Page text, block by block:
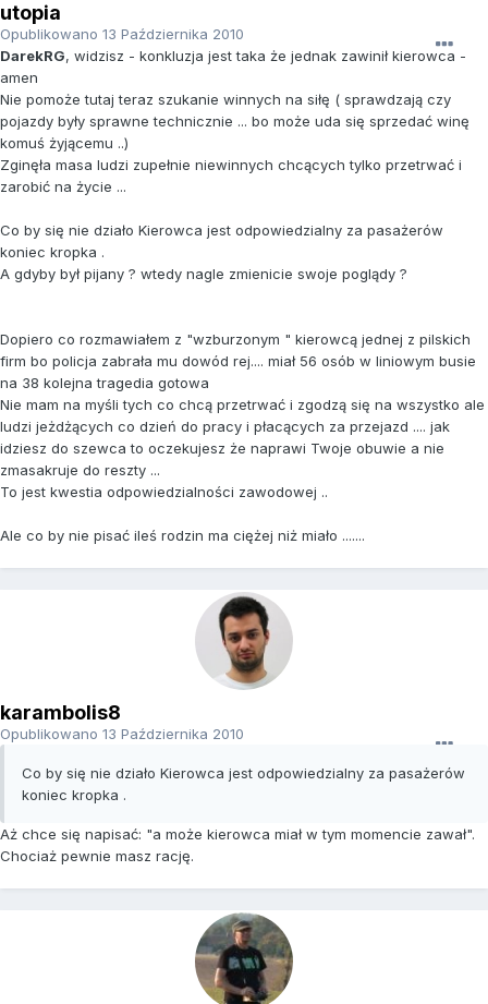
utopia
Opublikowano 13 Października 2010
DarekRG, widzisz - konkluzja jest taka że jednak zawinił kierowca -
amen
Nie pomoże tutaj teraz szukanie winnych na siłę ( sprawdzają czy
pojazdy były sprawne technicznie ... bo może uda się sprzedać winę
komuś żyjącemu ..)
Zginęła masa ludzi zupełnie niewinnych chcących tylko przetrwać i
zarobić na życie ...
Co by się nie działo Kierowca jest odpowiedzialny za pasażerów
koniec kropka .
A gdyby był pijany ? wtedy nagle zmienicie swoje poglądy ?
Dopiero co rozmawiałem z "wzburzonym " kierowcą jednej z pilskich
firm bo policja zabrała mu dowód rej.... miał 56 osób w liniowym busie
na 38 kolejna tragedia gotowa
Nie mam na myśli tych co chcą przetrwać i zgodzą się na wszystko ale
ludzi jeżdżących co dzień do pracy i płacących za przejazd .... jak
idziesz do szewca to oczekujesz że naprawi Twoje obuwie a nie
zmasakruje do reszty ...
To jest kwestia odpowiedzialności zawodowej ..
Ale co by nie pisać ileś rodzin ma ciężej niż miało .......
karambolis8
Opublikowano 13 Października 2010
Co by się nie działo Kierowca jest odpowiedzialny za pasażerów
koniec kropka .
Aż chce się napisać: "a może kierowca miał w tym momencie zawał".
Chociaż pewnie masz rację.